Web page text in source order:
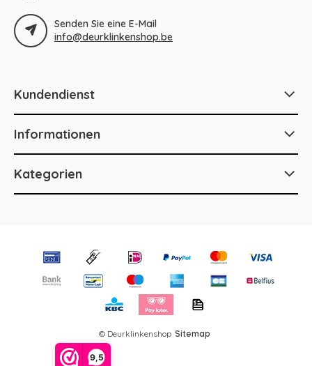
9,5
Senden Sie eine E-Mail
info@deurklinkenshop.be
Kundendienst
Informationen
Kategorien
© Deurklinkenshop Sitemap